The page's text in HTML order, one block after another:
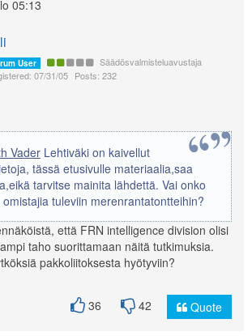
05:13
User
Säädösvalmisteluavustaja
07/31/05 Posts: 232
Vader Lehtiväki on kaivellut
tässä etusivulle materiaalia,saa
tarvitse mainita lähdettä. Vai onko
tuleviin merenrantatontteihin?
että FRN intelligence division olisi
taho suorittamaan näitä tutkimuksia.
pakkoliitoksesta hyötyviin?
36 42 Quote